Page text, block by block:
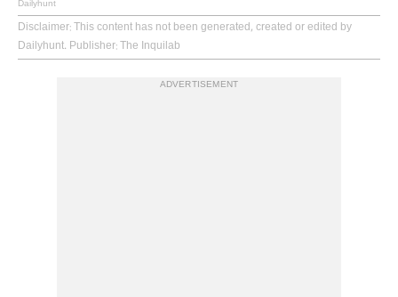
Dailyhunt
Disclaimer: This content has not been generated, created or edited by
Dailyhunt. Publisher: The Inquilab
ADVERTISEMENT